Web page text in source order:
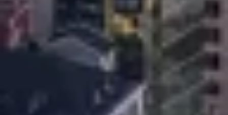
Use limited data to select content
คุณสมบัติพิเศษของ IAB:
Use precise geolocation data
Identify devices based on information